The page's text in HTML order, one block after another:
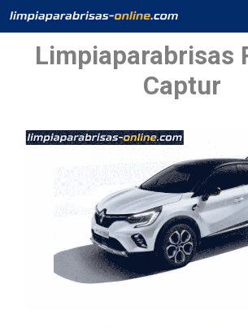
Saltar
al
contenidoLimpiaparabrisas
Captur